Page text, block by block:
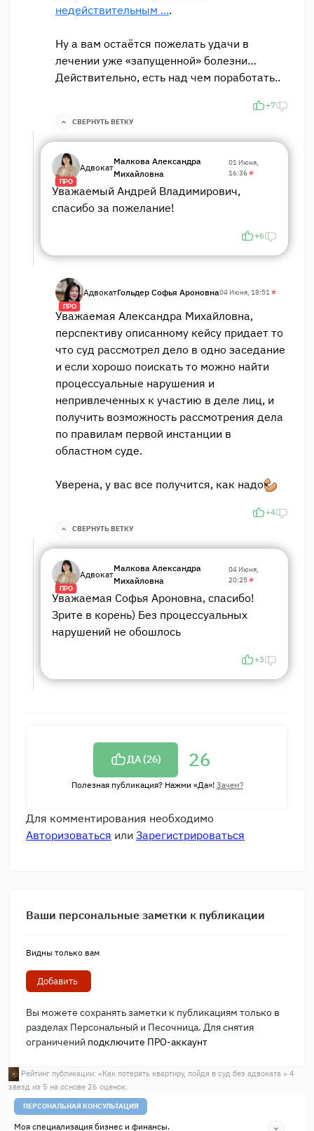
недействительным ....
Ну а вам остаётся пожелать удачи в
лечении уже «запущенной» болезни…
Действительно, есть над чем поработать..
+7
СВЕРНУТЬ ВЕТКУ
ПРО
Адвокат
Малкова Александра
Михайловна
01 Июня,
16:36#
Уважаемый Андрей Владимирович,
спасибо за пожелание!
+6
ПРО
АдвокатГольдер Софья Ароновна04 Июня, 18:51#
Уважаемая Александра Михайловна,
перспективу описанному кейсу придает то
что суд рассмотрел дело в одно заседание
и если хорошо поискать то можно найти
процессуальные нарушения и
непривлеченных к участию в деле лиц, и
получить возможность рассмотрения дела
по правилам первой инстанции в
областном суде.
Уверена, у вас все получится, как надо
+4
СВЕРНУТЬ ВЕТКУ
ПРО
Адвокат
Малкова Александра
Михайловна
04 Июня,
20:25#
Уважаемая Софья Ароновна, спасибо!
Зрите в корень) Без процессуальных
нарушений не обошлось
+3
ДА (26) 26
Полезная публикация? Нажми «Да»! Зачем?
Для комментирования необходимо
Авторизоваться или Зарегистрироваться
Ваши персональные заметки к публикации
Видны только вам
Добавить
Вы можете сохранять заметки к публикациям только в
разделах Персональный и Песочница. Для снятия
ограничений подключите ПРО-аккаунт
Рейтинг публикации: «Как потерять квартиру, пойдя в суд без адвоката » 4
звезд из 5 на основе 26 оценок.
ПЕРСОНАЛЬНАЯ КОНСУЛЬТАЦИЯ
Моя специализация бизнес и финансы.